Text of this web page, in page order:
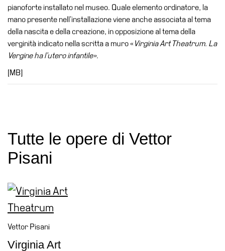
Shop
Chi
siamo
Area
Amministrazione
trasparente
Whistleblowing
museo
pianoforte installato nel museo. Quale elemento ordinatore, la
mano presente nell’installazione viene anche associata al tema
della nascita e della creazione, in opposizione al tema della
verginità indicato nella scritta a muro « Virginia Art Theatrum. La
Vergine ha l’utero infantile».
[MB]
Tutte le opere di Vettor
Pisani
Vettor Pisani
Virginia Art